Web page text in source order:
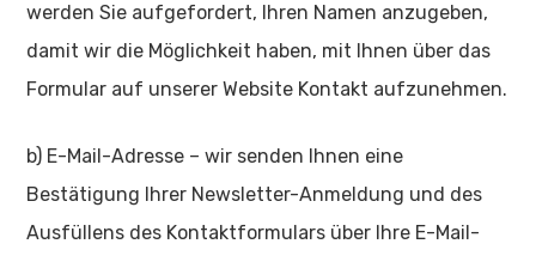
werden Sie aufgefordert, Ihren Namen anzugeben,
damit wir die Möglichkeit haben, mit Ihnen über das
Formular auf unserer Website Kontakt aufzunehmen.
b) E-Mail-Adresse – wir senden Ihnen eine
Bestätigung Ihrer Newsletter-Anmeldung und des
Ausfüllens des Kontaktformulars über Ihre E-Mail-